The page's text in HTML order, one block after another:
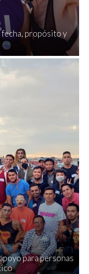
propósito y
para personas